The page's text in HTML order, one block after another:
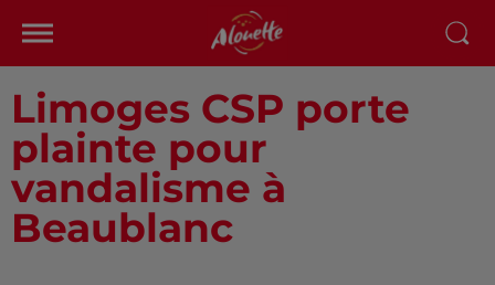
Limoges CSP porte
plainte pour
vandalisme à
Beaublanc